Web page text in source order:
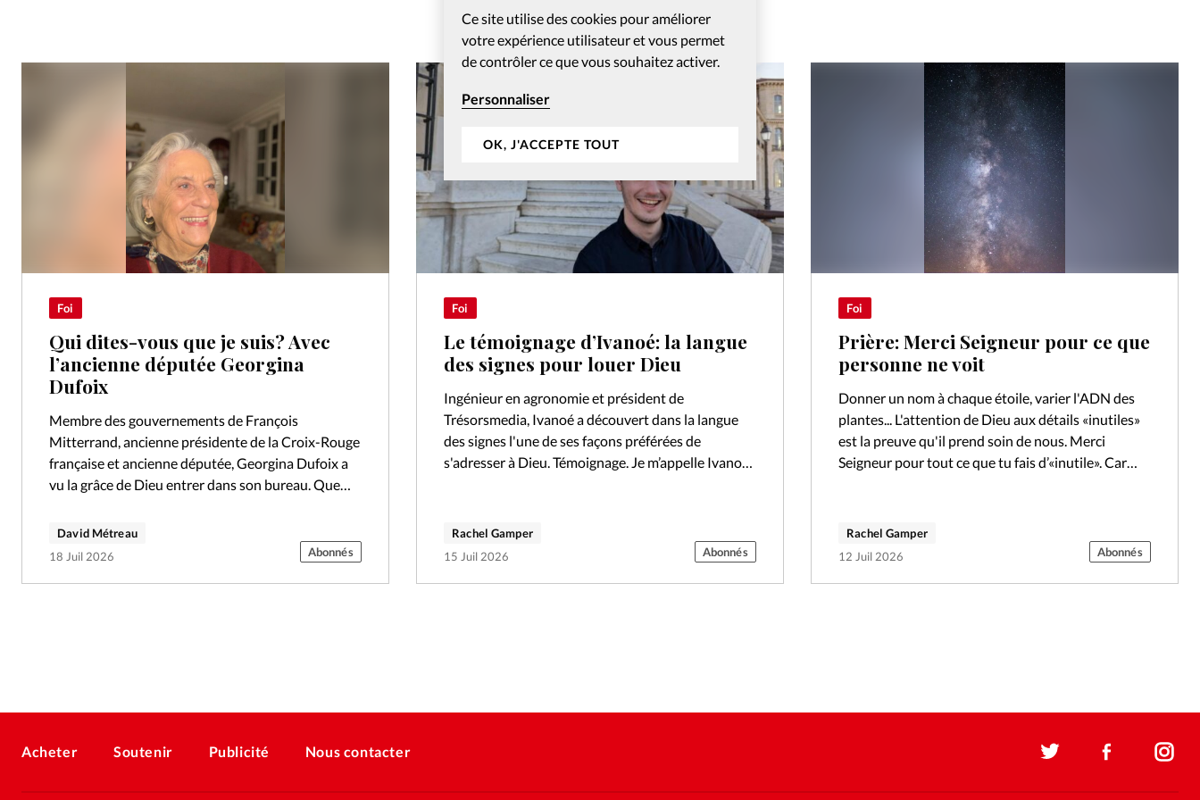
Ce site utilise des cookies pour améliorer
votre expérience utilisateur et vous permet
de contrôler ce que vous souhaitez activer.
Personnaliser
OK, J'ACCEPTE TOUT
Foi
Qui dites-vous que je suis? Avec
l’ancienne députée Georgina
Dufoix
Membre des gouvernements de François
Mitterrand, ancienne présidente de la Croix-Rouge
française et ancienne députée, Georgina Dufoix a
vu la grâce de Dieu entrer dans son bureau. Que
dis-tu…
David Métreau
18 Juil 2026
Abonnés
Foi
Le témoignage d’Ivanoé: la langue
des signes pour louer Dieu
Ingénieur en agronomie et président de
Trésorsmedia, Ivanoé a découvert dans la langue
des signes l'une de ses façons préférées de
s'adresser à Dieu. Témoignage. Je m’appelle Ivanoé.
Rachel Gamper
15 Juil 2026
Abonnés
Foi
Prière: Merci Seigneur pour ce que
personne ne voit
Donner un nom à chaque étoile, varier l'ADN des
plantes... L'attention de Dieu aux détails «inutiles»
est la preuve qu'il prend soin de nous. Merci
Seigneur pour tout ce que tu fais d’«inutile». Car
Rachel Gamper
12 Juil 2026
Abonnés
Acheter Soutenir Publicité Nous contacter